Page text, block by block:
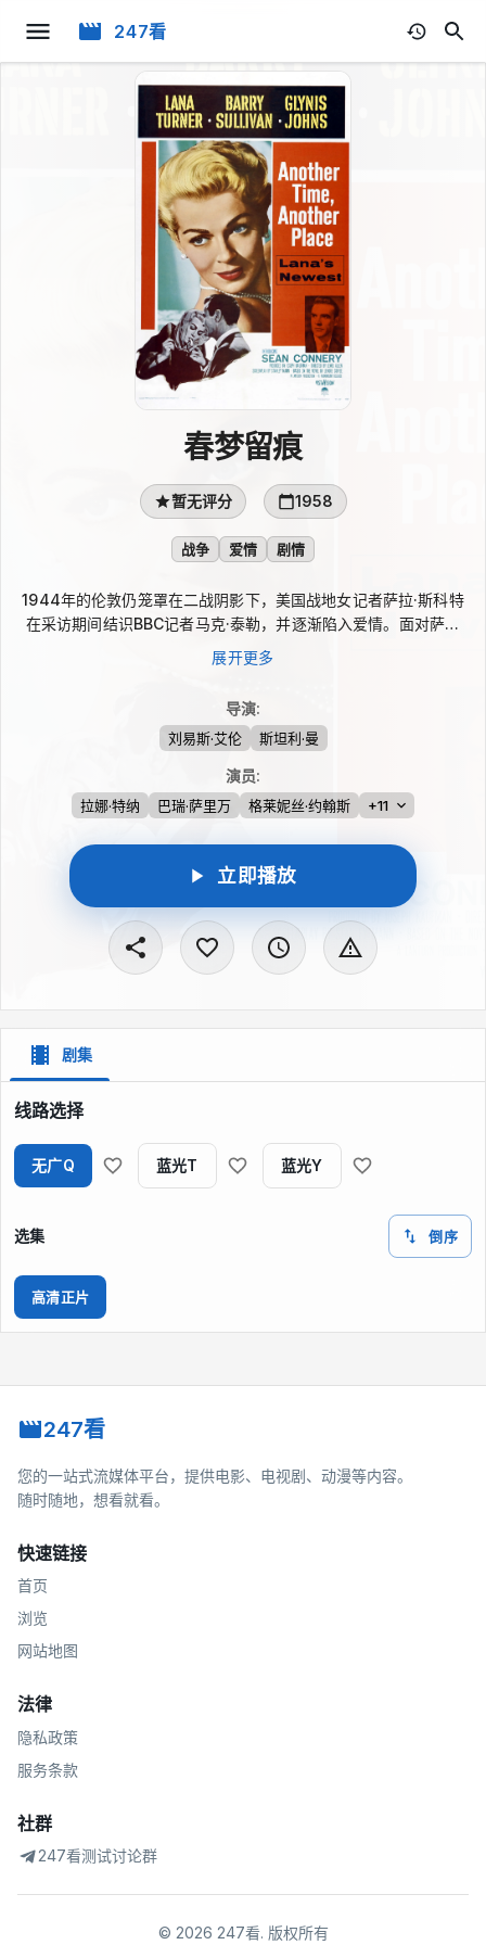
247看
春梦留痕
暂无评分 1958
战争 爱情 剧情
1944年的伦敦仍笼罩在二战阴影下，美国战地女记者萨拉·斯科特
在采访期间结识BBC记者马克·泰勒，并逐渐陷入爱情。面对萨拉
的坦诚，马克因已有妻子和孩子、家庭定居在康沃尔郡而选择克
制。随后他奉命前往危险地区报道，却因飞机坠毁意外身亡。深受
经的生活。
展开更多
导演:
刘易斯·艾伦 斯坦利·曼
演员:
拉娜·特纳 巴瑞·萨里万 格莱妮丝·约翰斯 +11
立即播放
剧集
线路选择
无广Q 蓝光T 蓝光Y
选集 倒序
高清正片
247看
您的一站式流媒体平台，提供电影、电视剧、动漫等内容。
随时随地，想看就看。
快速链接
首页
浏览
网站地图
法律
隐私政策
服务条款
社群
247看测试讨论群
© 2026 247看. 版权所有